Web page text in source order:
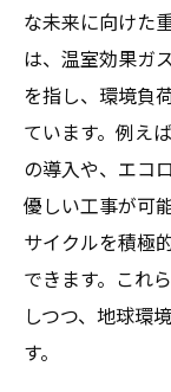
な未来に向けた
は、温室効果ガ
を指し、環境負
ています。例え
の導入や、エコ
優しい工事が可
サイクルを積極
できます。これ
しつつ、地球環
す。